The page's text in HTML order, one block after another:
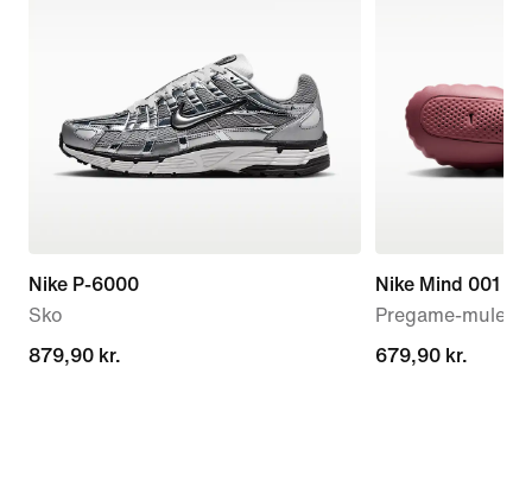
Nike P-6000
Sko
879,90 kr.
879,90 kr.
Nike Mind 001
Pregame-mules
679,90 kr.
679,90 kr.